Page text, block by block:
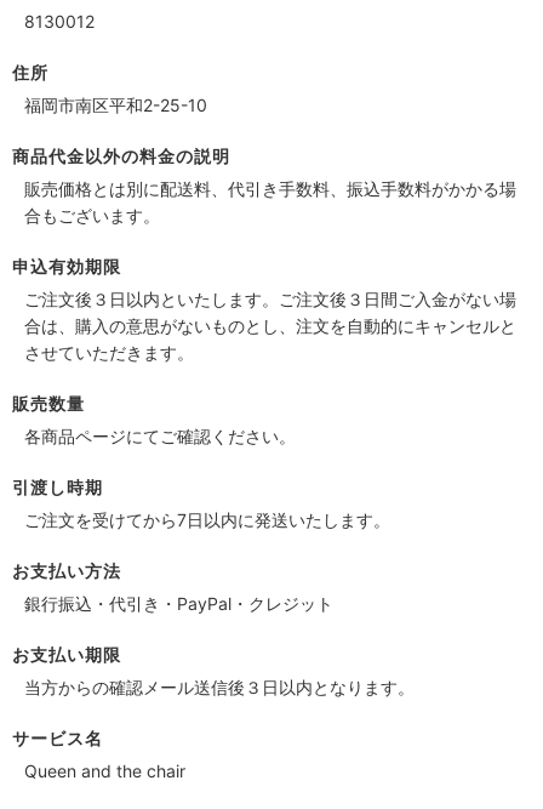
8130012
住所
福岡市南区平和2-25-10
商品代金以外の料金の説明
販売価格とは別に配送料、代引き手数料、振込手数料がかかる場
合もございます。
申込有効期限
ご注文後３日以内といたします。ご注文後３日間ご入金がない場
合は、購入の意思がないものとし、注文を自動的にキャンセルと
させていただきます。
販売数量
各商品ページにてご確認ください。
引渡し時期
ご注文を受けてから7日以内に発送いたします。
お支払い方法
銀行振込・代引き・PayPal・クレジット
お支払い期限
当方からの確認メール送信後３日以内となります。
サービス名
Queen and the chair